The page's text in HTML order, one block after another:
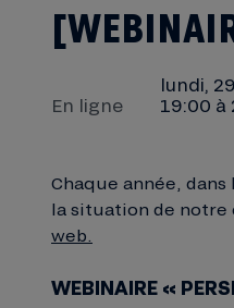
En ligne
lundi,
19:00 à
Chaque année,
la situation de notre
web.
WEBINAIRE «